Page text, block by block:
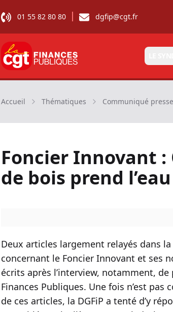
01 55 82 80 80 dgfip@cgt.fr
CGT Finances publiques
Accueil Thématiques Communiqué presse
Foncier Innovant
de bois prend
Deux articles largement relayés dans
concernant le Foncier Innovant et ses
écrits après l’interview, notamment,
Finances Publiques. Une fois n’est pas
de ces articles, la DGFiP a tenté d’y